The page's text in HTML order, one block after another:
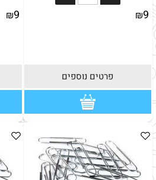
₪9
פרטים נוספים
₪9